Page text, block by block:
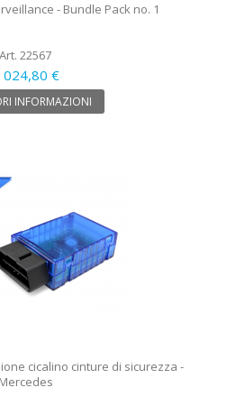
- Bundle Pack no. 1
Art. 22567
024,80 €
INFORMAZIONI
cicalino cinture di sicurezza -
Mercedes